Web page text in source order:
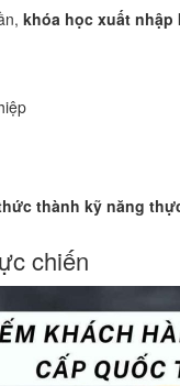
khóa học xuất
thành kỹ năng
chiến